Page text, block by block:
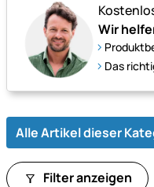
Wir
Das
Alle Artikel dieser
Filter anzeigen